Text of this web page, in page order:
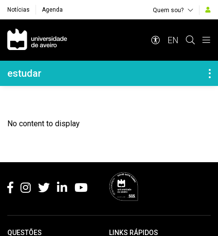
Notícias Agenda Quem sou?
Navegação Principal
EN
Navegação Lateral
estudar
No content to display
QUESTÕES LINKS RÁPIDOS